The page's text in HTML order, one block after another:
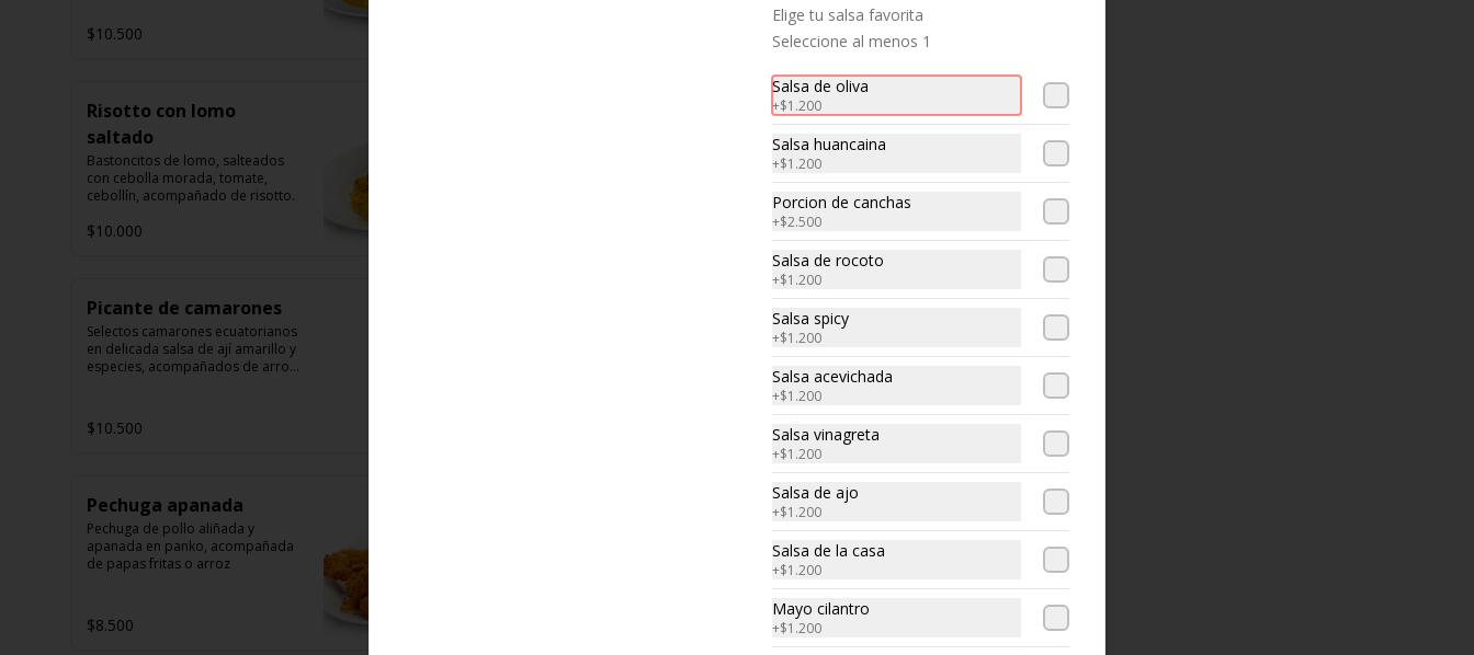
$10.500
Risotto con lomo
saltado
Bastoncitos de lomo, salteados
con cebolla morada, tomate,
cebollín, acompañado de risotto.
$10.000
Picante de camarones
Selectos camarones ecuatorianos
en delicada salsa de ají amarillo y
especies, acompañados de arroz
$10.500
Pechuga apanada
Pechuga de pollo aliñada y
apanada en panko, acompañada
de papas fritas o arroz
$8.500
Elige tu salsa favorita
Seleccione al menos 1
Salsa de oliva
+$1.200
Salsa huancaina
+$1.200
Porcion de canchas
+$2.500
Salsa de rocoto
+$1.200
Salsa spicy
+$1.200
Salsa acevichada
+$1.200
Salsa vinagreta
+$1.200
Salsa de ajo
+$1.200
Salsa de la casa
+$1.200
Mayo cilantro
+$1.200